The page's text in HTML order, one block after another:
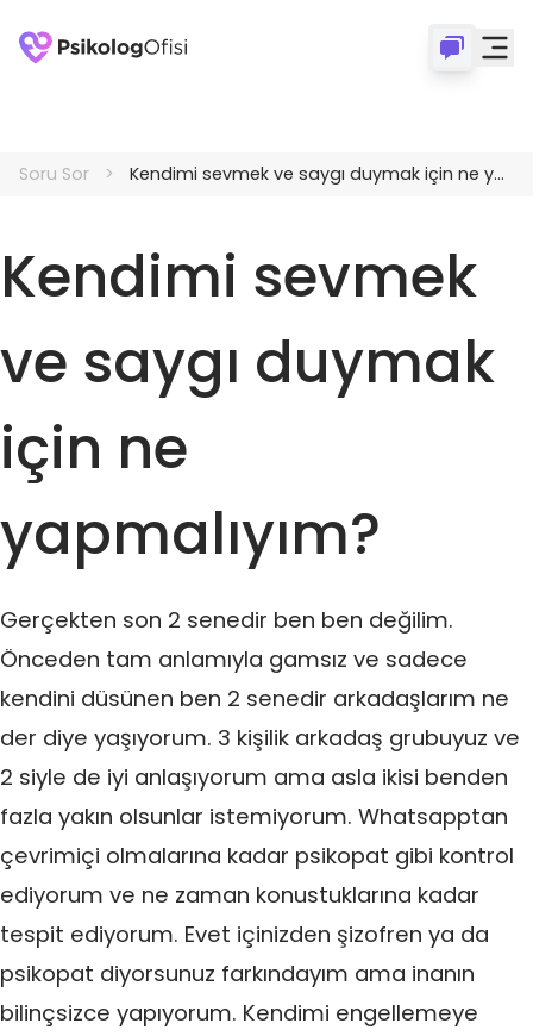
Soru Sor Kendimi sevmek ve saygı duymak için ne yapmalıyım?
Kendimi sevmek
ve saygı duymak
için ne
yapmalıyım?
Gerçekten son 2 senedir ben ben değilim.
Önceden tam anlamıyla gamsız ve sadece
kendini düsünen ben 2 senedir arkadaşlarım ne
der diye yaşıyorum. 3 kişilik arkadaş grubuyuz ve
2 siyle de iyi anlaşıyorum ama asla ikisi benden
fazla yakın olsunlar istemiyorum. Whatsapptan
çevrimiçi olmalarına kadar psikopat gibi kontrol
ediyorum ve ne zaman konustuklarına kadar
tespit ediyorum. Evet içinizden şizofren ya da
psikopat diyorsunuz farkındayım ama inanın
bilinçsizce yapıyorum. Kendimi engellemeye